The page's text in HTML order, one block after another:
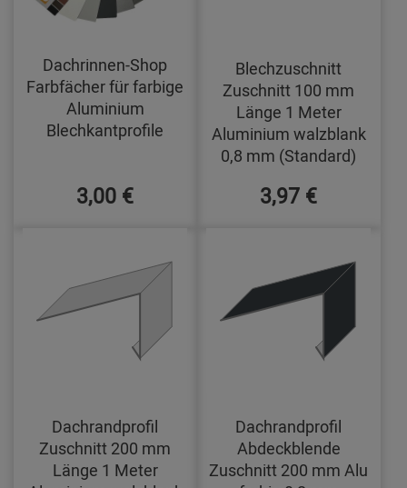
Dachrinnen-Shop
Farbfächer für farbige
Aluminium
Blechkantprofile
3,00 €
Blechzuschnitt
Zuschnitt 100 mm
Länge 1 Meter
Aluminium walzblank
0,8 mm (Standard)
3,97 €
Dachrandprofil
Zuschnitt 200 mm
Länge 1 Meter
Dachrandprofil
Abdeckblende
Zuschnitt 200 mm Alu